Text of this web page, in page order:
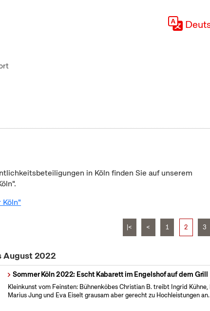
in Köln finden Sie auf unserem
|< < 1 2 3
August 2022
Sommer Köln 2022: Escht Kabarett im Engelshof auf dem Grill
Kleinkunst vom Feinsten: Bühnenköbes Christian B. treibt Ingrid Kühne,
Marius Jung und Eva Eiselt grausam aber gerecht zu Hochleistungen an.